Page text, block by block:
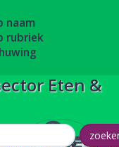
naam
rubriek
Eten &